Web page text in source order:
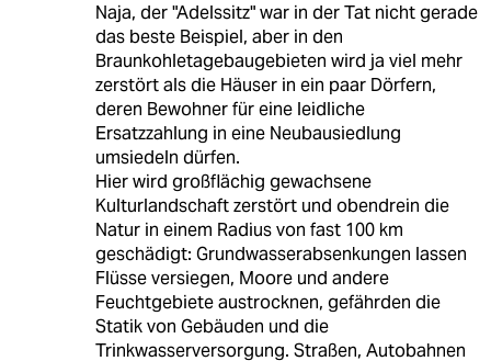
Naja, der "Adelssitz" war in der Tat nicht gerade
das beste Beispiel, aber in den
Braunkohletagebaugebieten wird ja viel mehr
zerstört als die Häuser in ein paar Dörfern,
deren Bewohner für eine leidliche
Ersatzzahlung in eine Neubausiedlung
umsiedeln dürfen.
Hier wird großflächig gewachsene
Kulturlandschaft zerstört und obendrein die
Natur in einem Radius von fast 100 km
geschädigt: Grundwasserabsenkungen lassen
Flüsse versiegen, Moore und andere
Feuchtgebiete austrocknen, gefährden die
Statik von Gebäuden und die
Trinkwasserversorgung. Straßen, Autobahnen